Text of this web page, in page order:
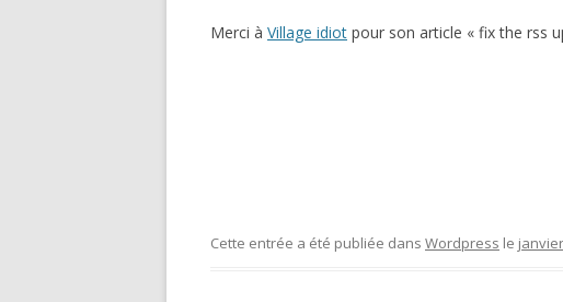
Merci à Village idiot pour son article « fix the rss
Cette entrée a été publiée dans Wordpress le